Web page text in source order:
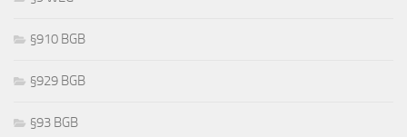
§910 BGB
§929 BGB
§93 BGB